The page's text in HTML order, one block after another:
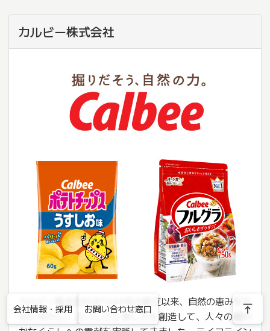
カルビー株式会社
カルビー株式会社は1949年の創立以来、自然の恵みを大
切に活かし、おいしさと楽しさを創造して、人々の健や
会社情報・採用 お問い合わせ窓口 vertical_align_top